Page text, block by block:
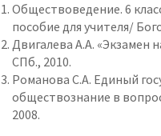
Обществоведение. 6
пособие для учителя/
Двигалева А.А. «Экзамен
СПб., 2010.
Романова С.А. Единый
обществознание в
2008.